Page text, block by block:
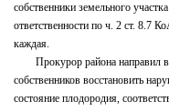
Информация филиала
Сведения об
собственники земельного
ответственности по ч. 2 ст. 8.7
каждая.
Прокурор района направил в
собственников восстановить
состояние плодородия,